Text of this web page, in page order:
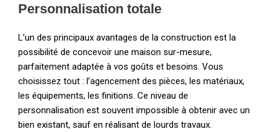
Personnalisation totale
L’un des principaux avantages de la construction est la
possibilité de concevoir une maison sur-mesure,
parfaitement adaptée à vos goûts et besoins. Vous
choisissez tout : l’agencement des pièces, les matériaux,
les équipements, les finitions. Ce niveau de
personnalisation est souvent impossible à obtenir avec un
bien existant, sauf en réalisant de lourds travaux.